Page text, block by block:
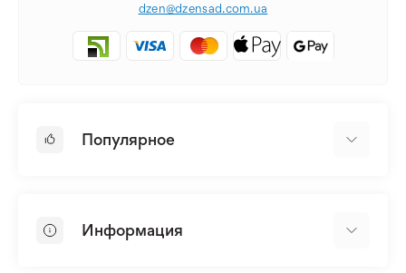
dzen@dzensad.com.ua
Популярное
Лилия
Информация